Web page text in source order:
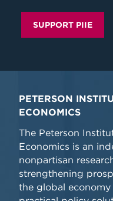
SUPPORT PIIE
PETERSON
ECONOMICS
The Peterson
Economics is an
nonpartisan
strengthening
the global